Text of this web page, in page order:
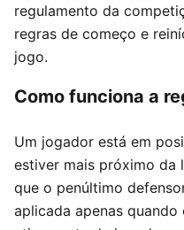
regulamento da
regras de começo e
jogo.
Como funciona a
Um jogador está em
estiver mais próximo da
que o penúltimo
aplicada apenas